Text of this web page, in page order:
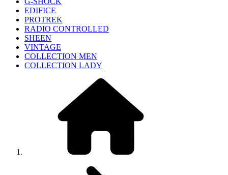
EDIFICE
PROTREK
RADIO CONTROLLED
SHEEN
VINTAGE
COLLECTION MEN
COLLECTION LADY